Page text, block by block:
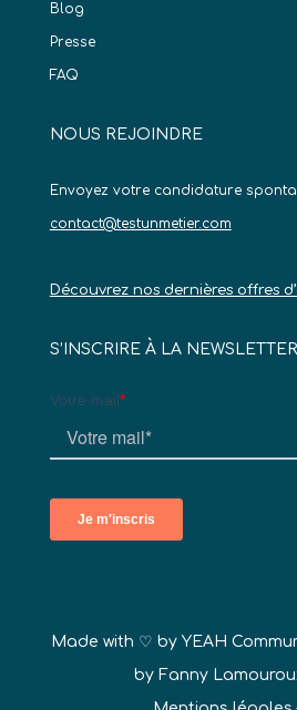
Blog
Presse
FAQ
NOUS REJOINDRE
Envoyez votre candidature
contact@testunmetier.com
Découvrez nos dernières offres
S’INSCRIRE À LA NEWSLETTER
Made with ♡ byYEAH
by Fanny